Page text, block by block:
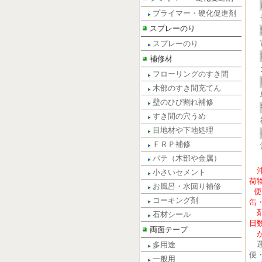
プライマー・硬化促進剤
スプレーのり
スプレーのり
補修材
フローリングのすき間
木部のすき間充てん
壁のひび割れ補修
すき間の穴うめ
目地材や下地処理
ＦＲＰ補修
パテ（木部や金属）
小さいセメント
お風呂・水回り補修
コーキング剤
石材シール
両面テープ
多用途
一般用
荷
缶
日
便